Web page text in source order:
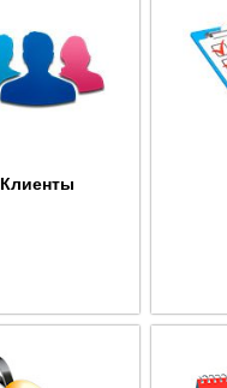
Клиенты